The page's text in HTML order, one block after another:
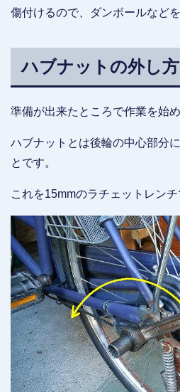
傷付けるので、ダンボールなど
ハブナットの外し方
準備が出来たところで作業を始め
ハブナットとは後輪の中心部分
とです。
これを15mmのラチェットレンチ